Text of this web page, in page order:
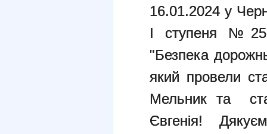
16.01.2024 у
I ступеня №25
"Безпека
який провели
Мельник та
Євгенія!